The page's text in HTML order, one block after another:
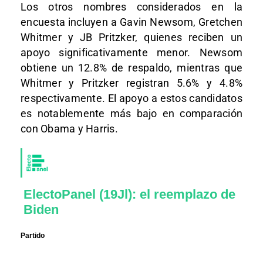
Los otros nombres considerados en la
encuesta incluyen a Gavin Newsom, Gretchen
Whitmer y JB Pritzker, quienes reciben un
apoyo significativamente menor. Newsom
obtiene un 12.8% de respaldo, mientras que
Whitmer y Pritzker registran 5.6% y 4.8%
respectivamente. El apoyo a estos candidatos
es notablemente más bajo en comparación
con Obama y Harris.